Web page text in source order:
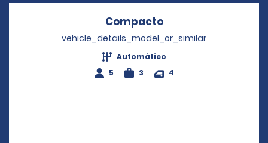
CompactoOpens in a new
vehicle_details_model_or_similar
Automático
5
3 4